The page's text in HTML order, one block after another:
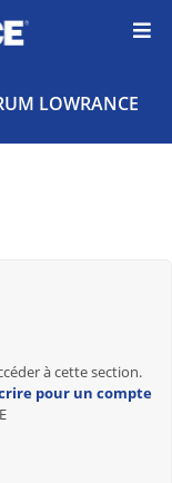
LOWRANCE
à cette section.
pour un compte